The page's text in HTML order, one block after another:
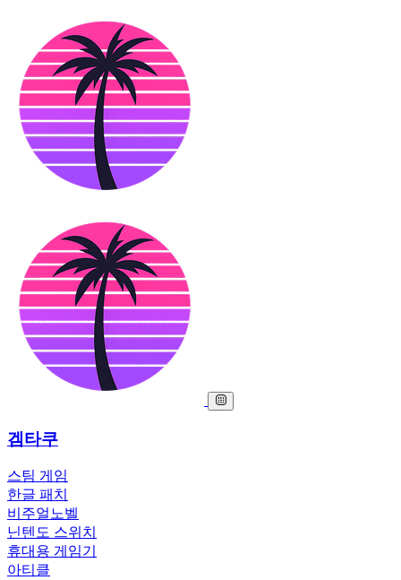
겜타쿠
스팀 게임
한글 패치
비주얼노벨
닌텐도 스위치
휴대용 게임기
아티클